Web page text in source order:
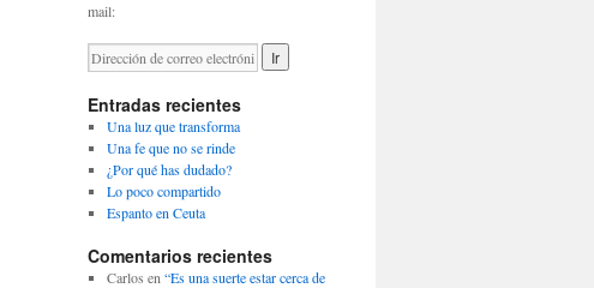
mail:
Entradas recientes
Una luz que transforma
Una fe que no se rinde
¿Por qué has dudado?
Lo poco compartido
Espanto en Ceuta
Comentarios recientes
Carlos en “Es una suerte estar cerca de